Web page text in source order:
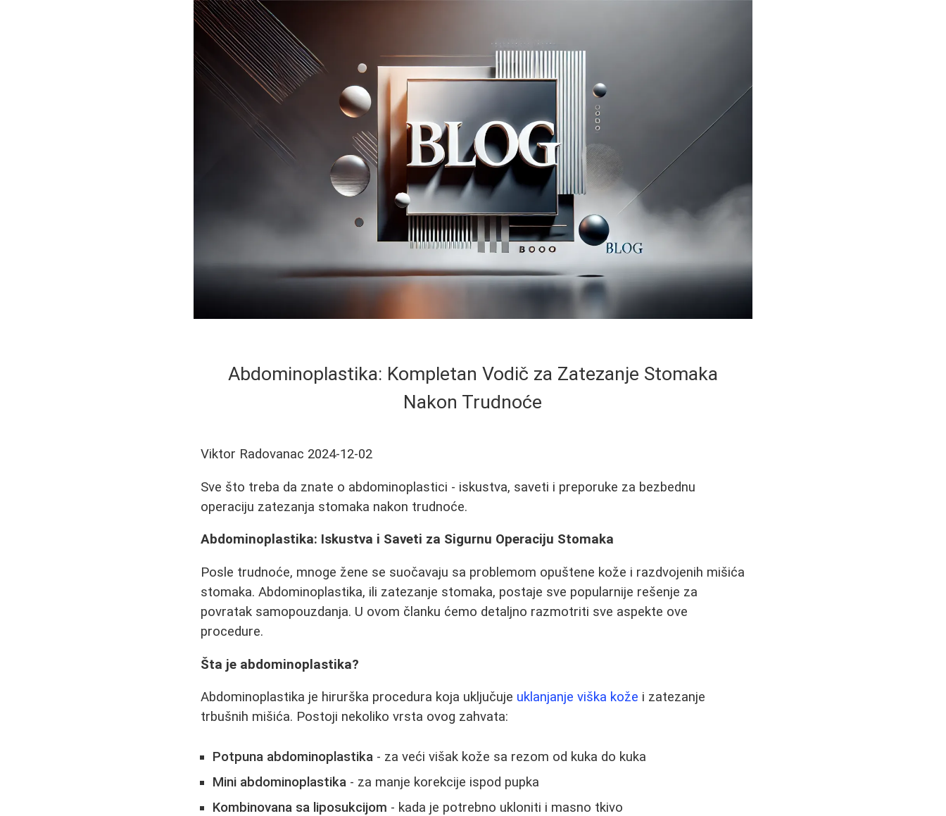
Abdominoplastika: Kompletan Vodič za Zatezanje Stomaka
Nakon Trudnoće
Viktor Radovanac 2024-12-02
Sve što treba da znate o abdominoplastici - iskustva, saveti i preporuke za bezbednu
operaciju zatezanja stomaka nakon trudnoće.
Abdominoplastika: Iskustva i Saveti za Sigurnu Operaciju Stomaka
Posle trudnoće, mnoge žene se suočavaju sa problemom opuštene kože i razdvojenih mišića
stomaka. Abdominoplastika, ili zatezanje stomaka, postaje sve popularnije rešenje za
povratak samopouzdanja. U ovom članku ćemo detaljno razmotriti sve aspekte ove
procedure.
Šta je abdominoplastika?
Abdominoplastika je hirurška procedura koja uključuje uklanjanje viška kože i zatezanje
trbušnih mišića. Postoji nekoliko vrsta ovog zahvata:
Potpuna abdominoplastika - za veći višak kože sa rezom od kuka do kuka
Mini abdominoplastika - za manje korekcije ispod pupka
Kombinovana sa liposukcijom - kada je potrebno ukloniti i masno tkivo